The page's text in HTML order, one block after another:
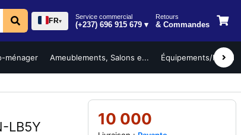
FR▾
Service commercial
(+237) 696 915 679 ▾
Retours
& Commandes
ménager Ameublements, Salons e... Équipements/
LB5Y 10 000